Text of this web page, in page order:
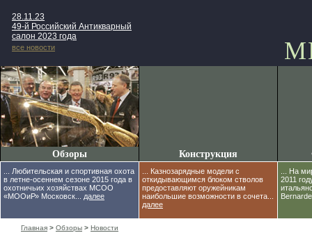
28.11.23
49-й Российский Антикварный
салон 2023 года
все новости
Обзоры
... Любительская и спортивная охота
в летне-осеннем сезоне 2015 года в
охотничьих хозяйствах МСОО
«МООиР» Московск... далее
Конструкция
... Казнозарядные модели с
откидывающимся блоком стволов
предоставляют оружейникам
наибольшие возможности в сочета...
далее
... На
2011
Главная > Обзоры > Новости